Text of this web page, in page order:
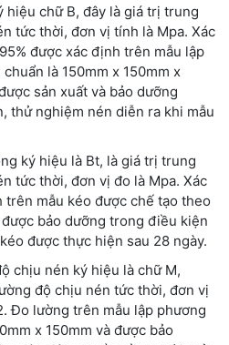
hiệu chữ B, đây là giá trị trung
tức thời, đơn vị tính là Mpa. Xác
được xác định trên mẫu lập
là 150mm x 150mm x
sản xuất và bảo dưỡng
thử nghiệm nén diễn ra khi mẫu
ký hiệu là Bt, là giá trị trung
tức thời, đơn vị đo là Mpa. Xác
trên mẫu kéo được chế tạo theo
bảo dưỡng trong điều kiện
được thực hiện sau 28 ngày.
chịu nén ký hiệu là chữ M,
độ chịu nén tức thời, đơn vị
Đo lường trên mẫu lập phương
x 150mm và được bảo